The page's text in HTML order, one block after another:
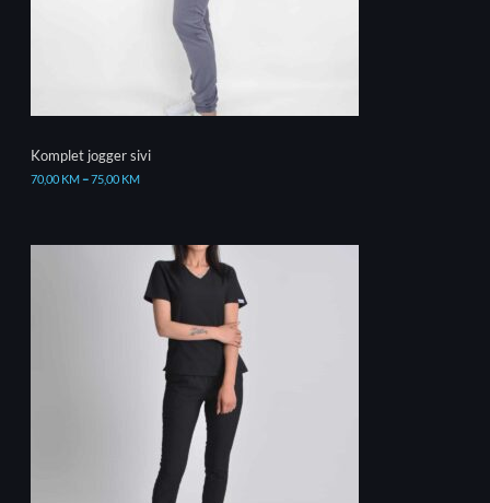
Komplet jogger sivi
70,00 KM–75,00 KM